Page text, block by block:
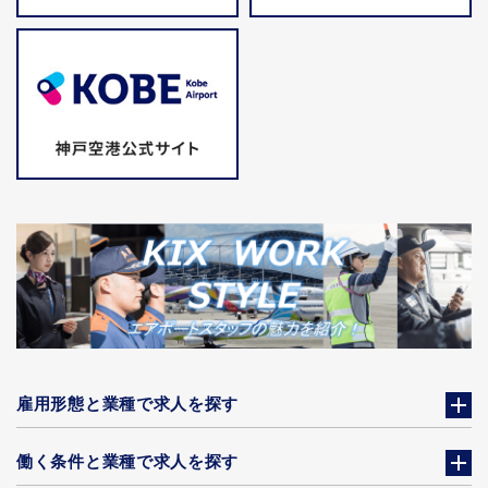
雇用形態と業種で求人を探す
働く条件と業種で求人を探す